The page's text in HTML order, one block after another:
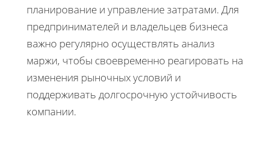
планирование и управление затратами. Для
предпринимателей и владельцев бизнеса
важно регулярно осуществлять анализ
маржи, чтобы своевременно реагировать на
изменения рыночных условий и
поддерживать долгосрочную устойчивость
компании.